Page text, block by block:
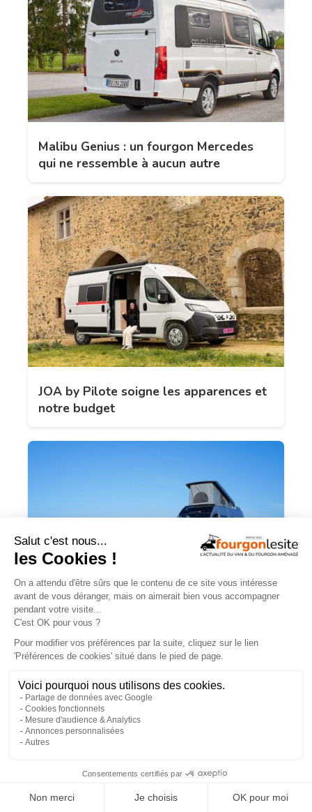
Malibu Genius : un fourgon Mercedes
qui ne ressemble à aucun autre
JOA by Pilote soigne les apparences et
notre budget
Campérêve Magellan 746 : la conquête
de l’espace
TROUVEZUN AMÉNAGEUR
PRÈS DE CHEZ VOUS !
professionnels de l'aménagement de vans
et de fourgons référencés partout en France !